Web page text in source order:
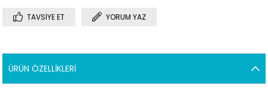
TAVSIYE ET YORUM YAZ
ÜRÜN ÖZELLIKLERI